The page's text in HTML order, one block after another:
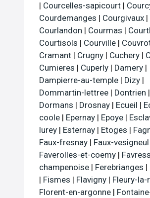
| Courcelles-sapicourt |
Courdemanges | Courgivaux |
Courlandon | Courmas |
Courtisols | Courville |
Cramant | Crugny | Cuchery |
Cumieres | Cuperly | Damery |
Dampierre-au-temple | Dizy |
Dommartin-lettree | Dontrien |
Dormans | Drosnay | Ecueil |
coole | Epernay | Epoye |
lurey | Esternay | Etoges |
Faux-fresnay | Faux-vesigneul
Faverolles-et-coemy |
champenoise | Ferebrianges |
| Fismes | Flavigny | Fleury-la-
Florent-en-argonne |